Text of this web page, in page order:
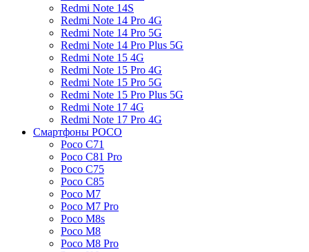
Redmi Note 14S
Redmi Note 14 Pro 4G
Redmi Note 14 Pro 5G
Redmi Note 14 Pro Plus 5G
Redmi Note 15 4G
Redmi Note 15 Pro 4G
Redmi Note 15 Pro 5G
Redmi Note 15 Pro Plus 5G
Redmi Note 17 4G
Redmi Note 17 Pro 4G
Смартфоны POCO
Poco C71
Poco C81 Pro
Poco C75
Poco C85
Poco M7
Poco M7 Pro
Poco M8s
Poco M8
Poco M8 Pro